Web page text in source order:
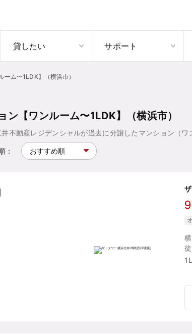
貸したい サポート
ム〜1LDK】（横浜市）
ン【ワンルーム〜1LDK】（横浜市）
不動産レジデンシャルが過去に分譲したマンション（ワ
：